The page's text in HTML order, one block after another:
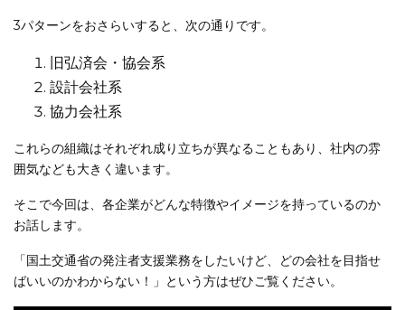
3パターンをおさらいすると、次の通りです。
旧弘済会・協会系
設計会社系
協力会社系
これらの組織はそれぞれ成り立ちが異なることもあり、社内の雰
囲気なども大きく違います。
そこで今回は、各企業がどんな特徴やイメージを持っているのか
お話します。
「国土交通省の発注者支援業務をしたいけど、どの会社を目指せ
ばいいのかわからない！」という方はぜひご覧ください。